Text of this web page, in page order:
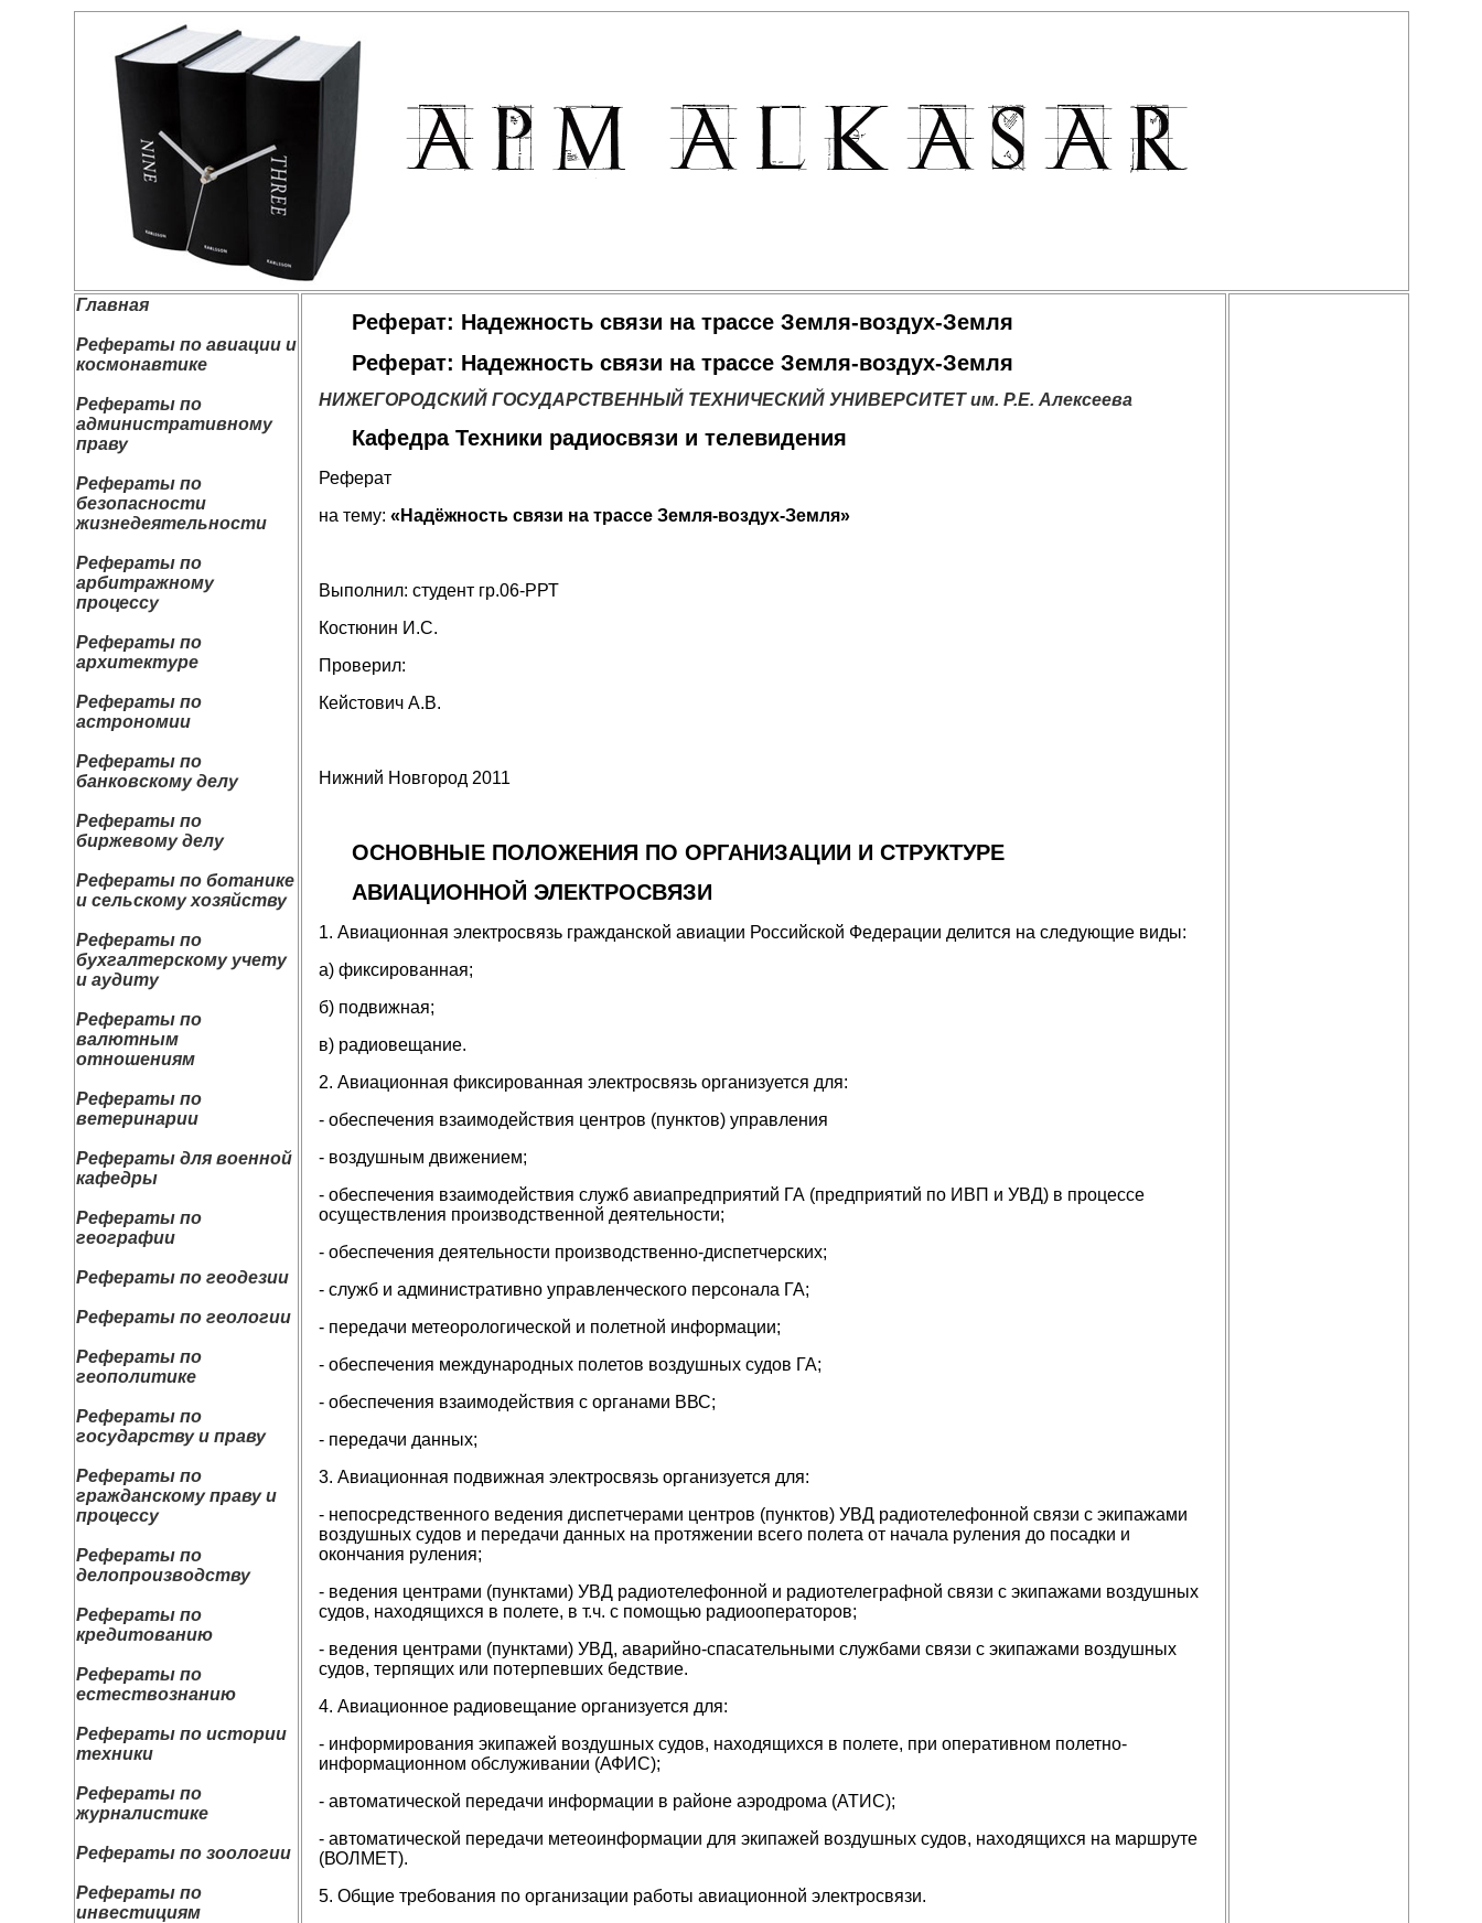
Главная
Рефераты по авиации и
космонавтике
Рефераты по
административному
праву
Рефераты по
безопасности
жизнедеятельности
Рефераты по
арбитражному
процессу
Рефераты по
архитектуре
Рефераты по
астрономии
Рефераты по
банковскому делу
Рефераты по
биржевому делу
Рефераты по ботанике
и сельскому хозяйству
Рефераты по
бухгалтерскому учету
и аудиту
Рефераты по
валютным
отношениям
Рефераты по
ветеринарии
Рефераты для военной
кафедры
Рефераты по
географии
Рефераты по геодезии
Рефераты по геологии
Рефераты по
геополитике
Рефераты по
государству и праву
Рефераты по
гражданскому праву и
процессу
Рефераты по
делопроизводству
Рефераты по
кредитованию
Рефераты по
естествознанию
Рефераты по истории
техники
Рефераты по
журналистике
Рефераты по зоологии
Рефераты по
инвестициям
Реферат: Надежность связи на трассе Земля-воздух-Земля
Реферат: Надежность связи на трассе Земля-воздух-Земля
НИЖЕГОРОДСКИЙ ГОСУДАРСТВЕННЫЙ ТЕХНИЧЕСКИЙ УНИВЕРСИТЕТ им. Р.Е. Алексеева
Кафедра Техники радиосвязи и телевидения
Реферат
на тему: «Надёжность связи на трассе Земля-воздух-Земля»
Выполнил: студент гр.06-РРТ
Костюнин И.С.
Проверил:
Кейстович А.В.
Нижний Новгород 2011
ОСНОВНЫЕ ПОЛОЖЕНИЯ ПО ОРГАНИЗАЦИИ И СТРУКТУРЕ
АВИАЦИОННОЙ ЭЛЕКТРОСВЯЗИ
1. Авиационная электросвязь гражданской авиации Российской Федерации делится на следующие виды:
а) фиксированная;
б) подвижная;
в) радиовещание.
2. Авиационная фиксированная электросвязь организуется для:
- обеспечения взаимодействия центров (пунктов) управления
- воздушным движением;
- обеспечения взаимодействия служб авиапредприятий ГА (предприятий по ИВП и УВД) в процессе
осуществления производственной деятельности;
- обеспечения деятельности производственно-диспетчерских;
- служб и административно управленческого персонала ГА;
- передачи метеорологической и полетной информации;
- обеспечения международных полетов воздушных судов ГА;
- обеспечения взаимодействия с органами ВВС;
- передачи данных;
3. Авиационная подвижная электросвязь организуется для:
- непосредственного ведения диспетчерами центров (пунктов) УВД радиотелефонной связи с экипажами
воздушных судов и передачи данных на протяжении всего полета от начала руления до посадки и
окончания руления;
- ведения центрами (пунктами) УВД радиотелефонной и радиотелеграфной связи с экипажами воздушных
судов, находящихся в полете, в т.ч. с помощью радиооператоров;
- ведения центрами (пунктами) УВД, аварийно-спасательными службами связи с экипажами воздушных
судов, терпящих или потерпевших бедствие.
4. Авиационное радиовещание организуется для:
- информирования экипажей воздушных судов, находящихся в полете, при оперативном полетно-
информационном обслуживании (АФИС);
- автоматической передачи информации в районе аэродрома (АТИС);
- автоматической передачи метеоинформации для экипажей воздушных судов, находящихся на маршруте
(ВОЛМЕТ).
5. Общие требования по организации работы авиационной электросвязи.